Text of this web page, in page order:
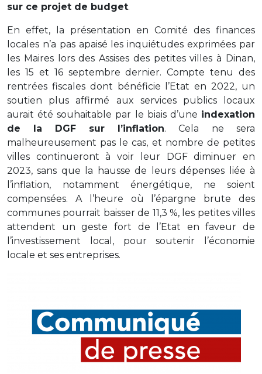
sur ce projet de budget.
En effet, la présentation en Comité des finances
locales n’a pas apaisé les inquiétudes exprimées par
les Maires lors des Assises des petites villes à Dinan,
les 15 et 16 septembre dernier. Compte tenu des
rentrées fiscales dont bénéficie l’Etat en 2022, un
soutien plus affirmé aux services publics locaux
aurait été souhaitable par le biais d’une indexation
de la DGF sur l’inflation. Cela ne sera
malheureusement pas le cas, et nombre de petites
villes continueront à voir leur DGF diminuer en
2023, sans que la hausse de leurs dépenses liée à
l’inflation, notamment énergétique, ne soient
compensées. A l’heure où l’épargne brute des
communes pourrait baisser de 11,3 %, les petites villes
attendent un geste fort de l’Etat en faveur de
l’investissement local, pour soutenir l’économie
locale et ses entreprises.